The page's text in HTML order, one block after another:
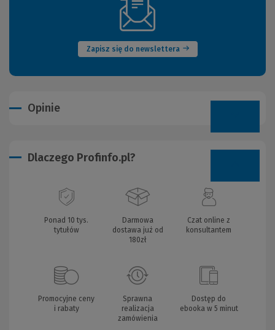
Zapisz się do newslettera
(Nowe
okno)
Opinie
Dlaczego Profinfo.pl?
Ponad 10 tys.
tytułów
Darmowa
dostawa już od
180zł
Czat online z
konsultantem
Promocyjne ceny
i rabaty
Sprawna
realizacja
zamówienia
Dostęp do
ebooka w 5 minut